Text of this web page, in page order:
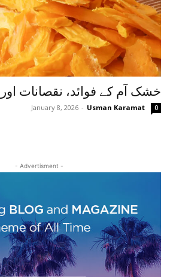
خشک آم کے فوائد، نقصانات
Usman Karamat
-
January 8, 2026 0
- Advertisment -